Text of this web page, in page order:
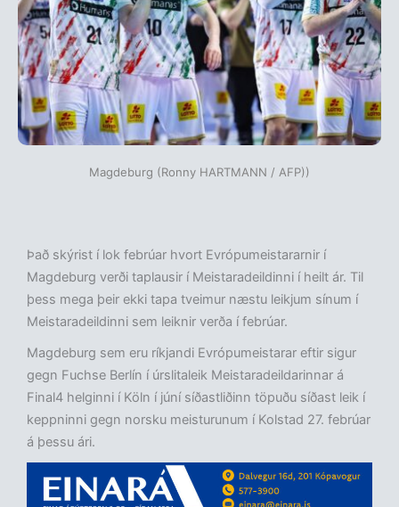
Magdeburg (Ronny HARTMANN / AFP))
Það skýrist í lok febrúar hvort Evrópumeistararnir í
Magdeburg verði taplausir í Meistaradeildinni í heilt ár. Til
þess mega þeir ekki tapa tveimur næstu leikjum sínum í
Meistaradeildinni sem leiknir verða í febrúar.
Magdeburg sem eru ríkjandi Evrópumeistarar eftir sigur
gegn Fuchse Berlín í úrslitaleik Meistaradeildarinnar á
Final4 helginni í Köln í júní síðastliðinn töpuðu síðast leik í
keppninni gegn norsku meisturunum í Kolstad 27. febrúar
á þessu ári.